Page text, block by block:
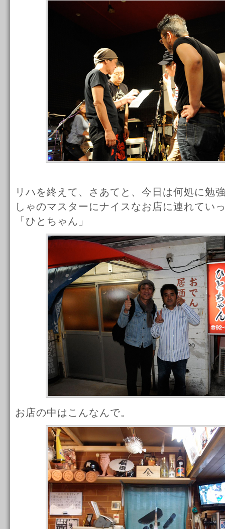
リハを終えて、さあてと、今日は何処に勉
しゃのマスターにナイスなお店に連れてい
「ひとちゃん」
お店の中はこんなんで。